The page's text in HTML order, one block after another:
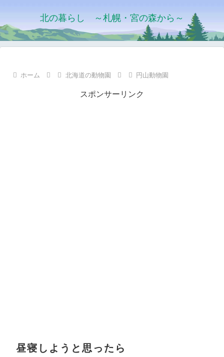
北の暮らし ～札幌・宮の森から～
ホーム 北海道の動物園 円山動物園
スポンサーリンク
昼寝しようと思ったら